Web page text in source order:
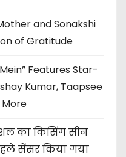
and Sonakshi
of Gratitude
Features Star-
Kumar, Taapsee
More
का किसिंग सीन
सेंसर किया गया